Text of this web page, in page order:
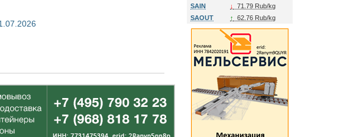
SAIN
↓
71.79 Rub/kg
SAOUT
↑ 62.76 Rub/kg